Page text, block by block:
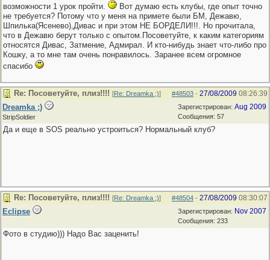
возможности 1 урок пройти.
Вот думаю есть клубы, где опыт точно
не требуется? Потому что у меня на примете были БМ, Дежавю,
Шпилька(Ясенево),Дивас и при этом НЕ БОРДЕЛИ!!!. Но прочитала,
что в Дежавю берут только с опытом.Посоветуйте, к каким категориям
относятся Дивас, Затмение, Адмирал. И кто-нибудь знает что-либо про
Кошку, а то мне там очень понравилось. Заранее всем огромное
спасибо
#48503 - 27/08/2009 08:26:39
Re: Посоветуйте, плиз!!!! [Re: Dreamka ;)]
Зарегистрирован: Aug 2009
Сообщения: 57
Dreamka ;)
StripSoldier
Да и еще в SOS реально устроиться? Нормальный клуб?
#48504 - 27/08/2009 08:30:07
Re: Посоветуйте, плиз!!!! [Re: Dreamka ;)]
Зарегистрирован: Nov 2007
Сообщения: 233
Eclipse
Фото в студию))) Надо Вас заценить!